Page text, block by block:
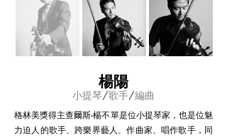
楊陽
小提琴/歌手/編曲
格林美獎得主查爾斯‧楊不單是位小提琴家，也是位魅
力迫人的歌手、跨樂界藝人、作曲家、唱作歌手，同